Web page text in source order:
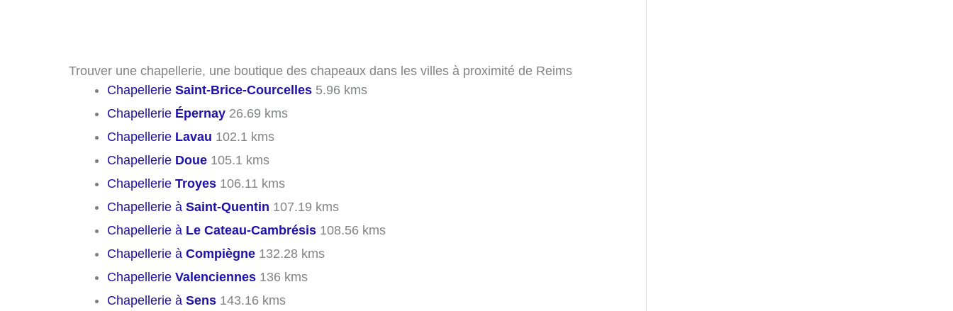
Trouver une chapellerie, une boutique des chapeaux dans les villes à proximité de Reims
Chapellerie Saint-Brice-Courcelles 5.96 kms
Chapellerie Épernay 26.69 kms
Chapellerie Lavau 102.1 kms
Chapellerie Doue 105.1 kms
Chapellerie Troyes 106.11 kms
Chapellerie à Saint-Quentin 107.19 kms
Chapellerie à Le Cateau-Cambrésis 108.56 kms
Chapellerie à Compiègne 132.28 kms
Chapellerie Valenciennes 136 kms
Chapellerie à Sens 143.16 kms